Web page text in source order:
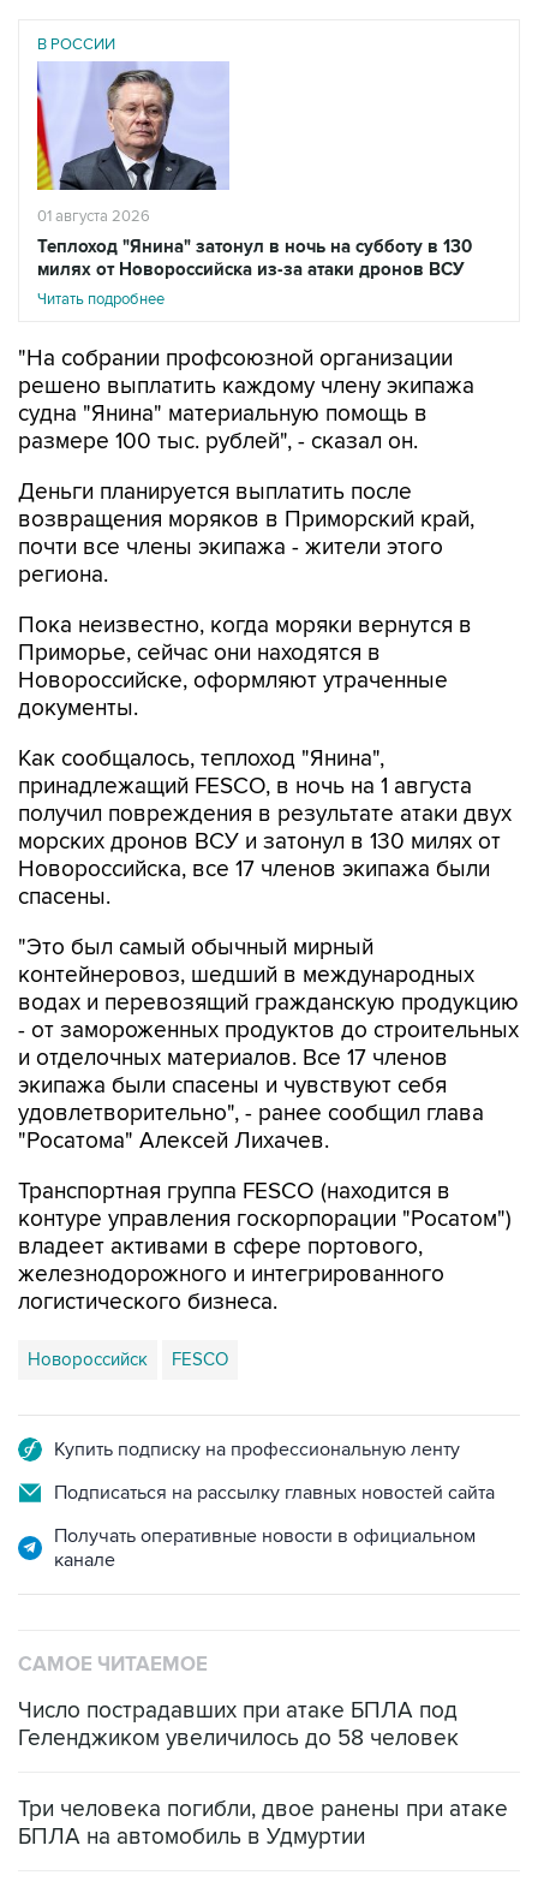
В РОССИИ
01 августа 2026
Теплоход "Янина" затонул в ночь на субботу в 130
милях от Новороссийска из-за атаки дронов ВСУ
Читать подробнее
"На собрании профсоюзной организации
решено выплатить каждому члену экипажа
судна "Янина" материальную помощь в
размере 100 тыс. рублей", - сказал он.
Деньги планируется выплатить после
возвращения моряков в Приморский край,
почти все члены экипажа - жители этого
региона.
Пока неизвестно, когда моряки вернутся в
Приморье, сейчас они находятся в
Новороссийске, оформляют утраченные
документы.
Как сообщалось, теплоход "Янина",
принадлежащий FESCO, в ночь на 1 августа
получил повреждения в результате атаки двух
морских дронов ВСУ и затонул в 130 милях от
Новороссийска, все 17 членов экипажа были
спасены.
"Это был самый обычный мирный
контейнеровоз, шедший в международных
водах и перевозящий гражданскую продукцию
- от замороженных продуктов до строительных
и отделочных материалов. Все 17 членов
экипажа были спасены и чувствуют себя
удовлетворительно", - ранее сообщил глава
"Росатома" Алексей Лихачев.
Транспортная группа FESCO (находится в
контуре управления госкорпорации "Росатом")
владеет активами в сфере портового,
железнодорожного и интегрированного
логистического бизнеса.
Новороссийск FESCO
Купить подписку на профессиональную ленту
Подписаться на рассылку главных новостей сайта
Получать оперативные новости в официальном
канале
САМОЕ ЧИТАЕМОЕ
Число пострадавших при атаке БПЛА под
Геленджиком увеличилось до 58 человек
Три человека погибли, двое ранены при атаке
БПЛА на автомобиль в Удмуртии